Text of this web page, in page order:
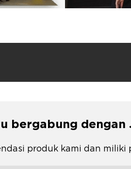
bergabung dengan
produk kami dan miliki